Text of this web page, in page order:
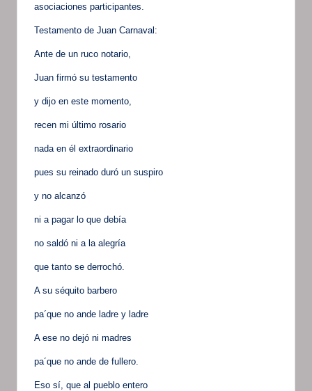
asociaciones participantes.
Testamento de Juan Carnaval:
Ante de un ruco notario,
Juan firmó su testamento
y dijo en este momento,
recen mi último rosario
nada en él extraordinario
pues su reinado duró un suspiro
y no alcanzó
ni a pagar lo que debía
no saldó ni a la alegría
que tanto se derrochó.
A su séquito barbero
pa´que no ande ladre y ladre
A ese no dejó ni madres
pa´que no ande de fullero.
Eso sí, que al pueblo entero